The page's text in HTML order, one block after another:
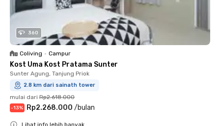
360
Coliving • Campur
Kost Uma Kost Pratama Sunter
Sunter Agung, Tanjung Priok
2.8 km dari sainath tower
mulai dari Rp2.618.000
-13% Rp2.268.000 /bulan
Lihat info lebih banyak